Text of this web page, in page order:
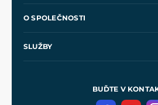
Velkoobchod
O SPOLEČNOSTI
SLUŽBY
Meče pro Kingdom Come
BUĎTE V